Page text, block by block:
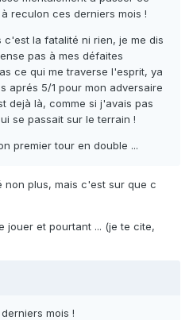
reculon ces derniers mois !
c'est la fatalité ni rien, je me dis
pas à mes défaites
ce qui me traverse l'esprit, ya
aprés 5/1 pour mon adversaire
dejà là, comme si j'avais pas
se passait sur le terrain !
premier tour en double ...
non plus, mais c'est sur que c
jouer et pourtant ... (je te cite,
mois !